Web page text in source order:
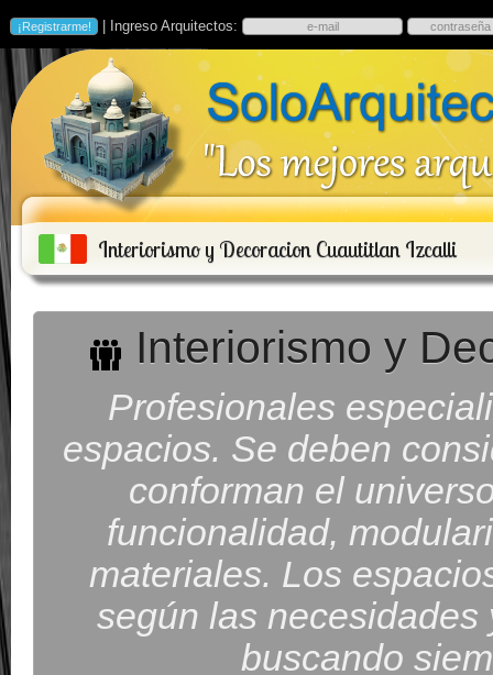
| Ingreso Arquitectos:
Interiorismo y Decoracion Cuautitlan Izcalli
Interiorismo y
Profesionales
espacios. Se deben
conforman el
funcionalidad,
materiales. Los
según las
buscando